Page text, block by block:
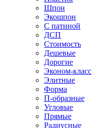
Шпон
Экошпон
С патиной
ДСП
Стоимость
Дешевые
Дорогие
Эконом-класс
Элитные
Форма
П-образные
Угловые
Прямые
Радиусные